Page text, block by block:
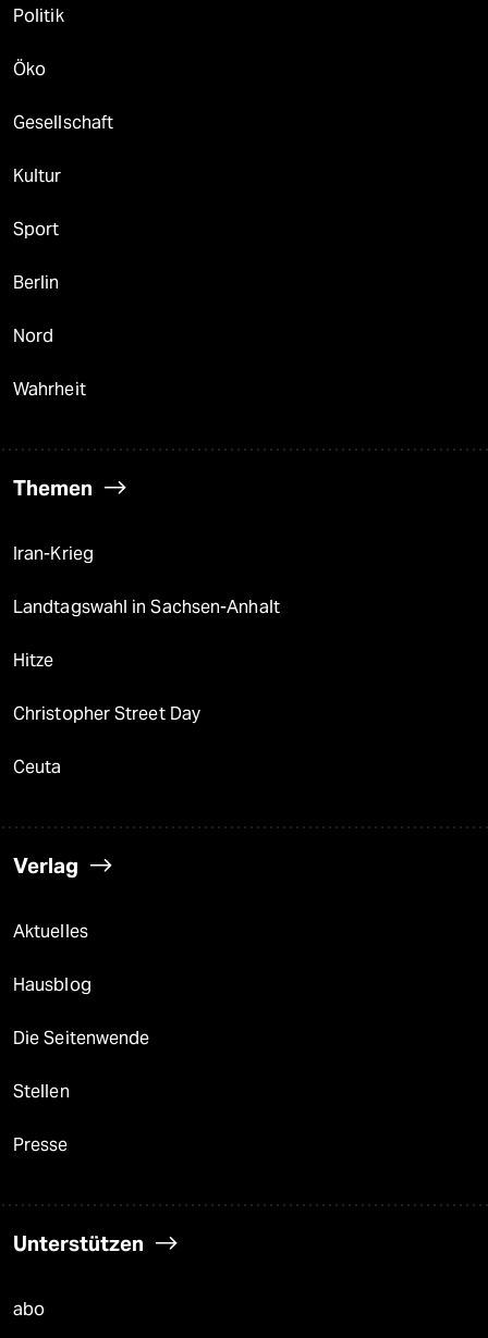
Politik
Öko
Gesellschaft
Kultur
Sport
Berlin
Nord
Wahrheit
Themen
Iran-Krieg
Landtagswahl in Sachsen-Anhalt
Hitze
Christopher Street Day
Ceuta
Verlag
Aktuelles
Hausblog
Die Seitenwende
Stellen
Presse
Unterstützen
abo